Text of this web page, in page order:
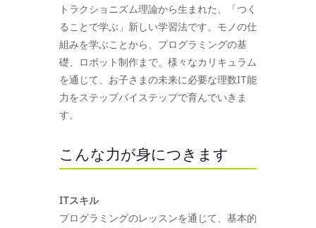
トラクショニズム理論から生まれた、「つく
ることで学ぶ」新しい学習法です。モノの仕
組みを学ぶことから、プログラミングの基
礎、ロボット制作まで。様々なカリキュラム
を通じて、お子さまの未来に必要な理数IT能
力をステップバイステップで育んでいきま
す。
こんな力が身につきます
ITスキル
プログラミングのレッスンを通じて、基本的